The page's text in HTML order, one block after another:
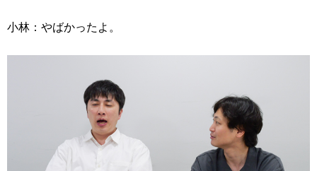
小林：やばかったよ。